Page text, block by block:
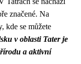
značené. Na
kde se můžete
v oblasti Tater je
a aktivní